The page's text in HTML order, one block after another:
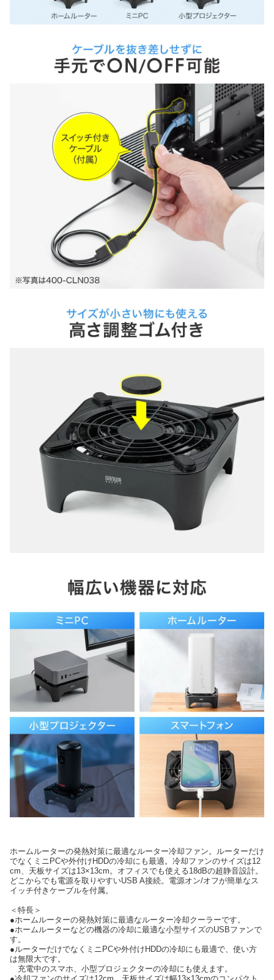
ホームルーターの発熱対策に最適なルーター冷却ファン。ルーターだけ
でなくミニPCや外付けHDDの冷却にも最適。冷却ファンのサイズは12
cm、天板サイズは13×13cm。オフィスでも使える18dBの超静音設計。
どこからでも電源を取りやすいUSB A接続。電源オン/オフが簡単なス
イッチ付きケーブルを付属。
＜特長＞
●ホームルーターの発熱対策に最適なルーター冷却クーラーです。
●ホームルーターなどの機器の冷却に最適な小型サイズのUSBファンで
す。
●ルーターだけでなくミニPCや外付けHDDの冷却にも最適で、使い方
は無限大です。
充電中のスマホ、小型プロジェクターの冷却にも使えます。